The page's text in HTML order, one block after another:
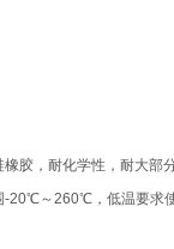
胶，耐化学性，耐大部
-20℃～260℃，低温要求